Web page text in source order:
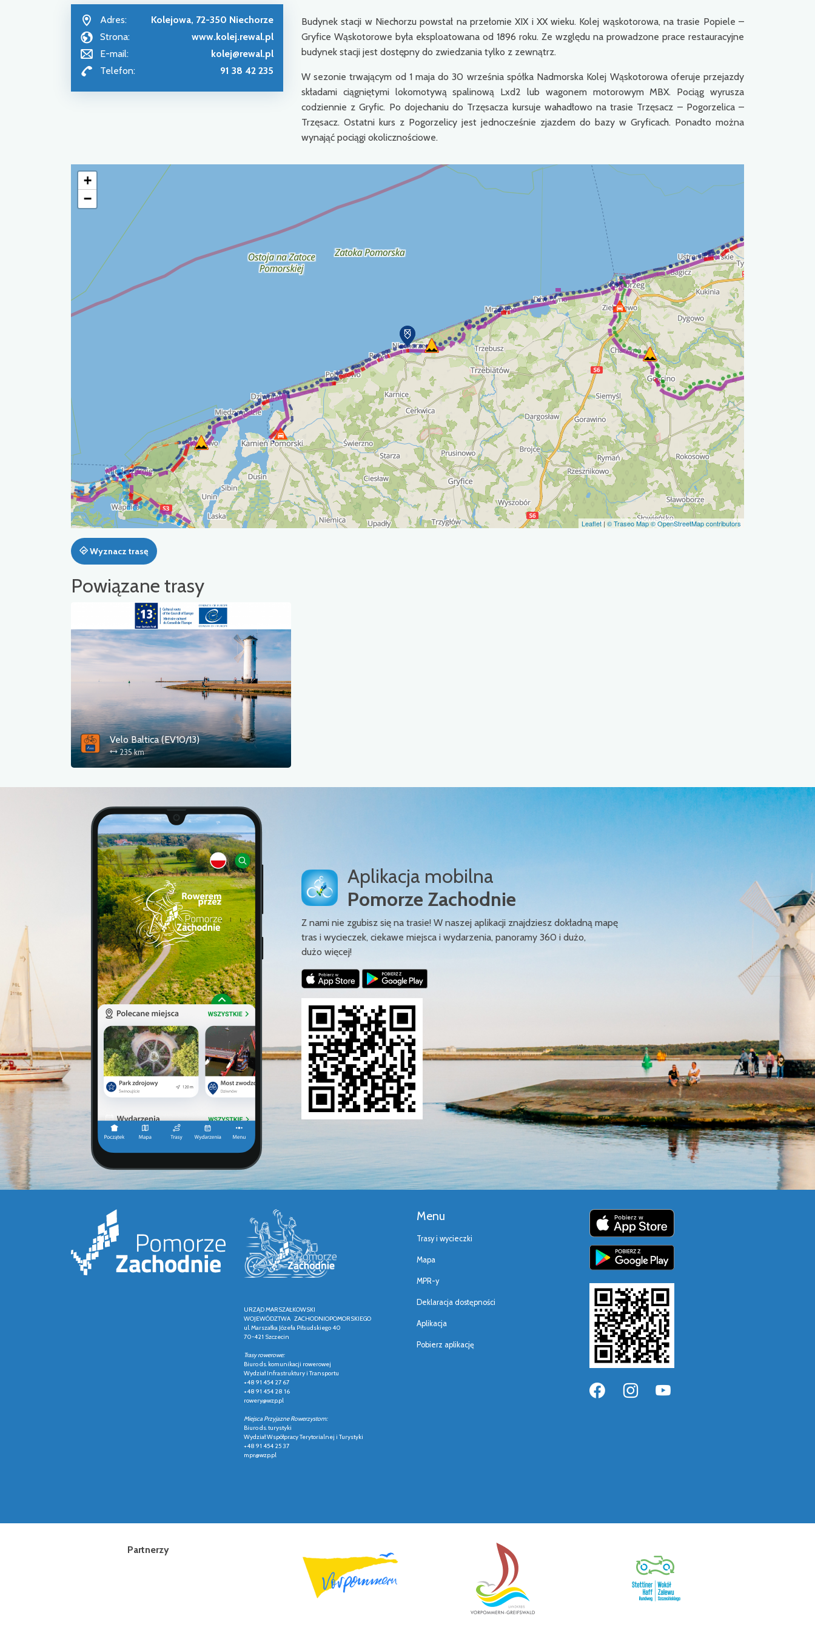
Adres:
Kolejowa, 72-350 Niechorze
Strona:
www.kolej.rewal.pl
E-mail:
kolej@rewal.pl
Telefon:
91 38 42 235
Budynek stacji w Niechorzu powstał na przełomie XIX i XX wieku. Kolej wąskotorowa, na trasie Popiele –
Gryfice Wąskotorowe była eksploatowana od 1896 roku. Ze względu na prowadzone prace restauracyjne
budynek stacji jest dostępny do zwiedzania tylko z zewnątrz.
W sezonie trwającym od 1 maja do 30 września spółka Nadmorska Kolej Wąskotorowa oferuje przejazdy
składami ciągniętymi lokomotywą spalinową Lxd2 lub wagonem motorowym MBX. Pociąg wyrusza
codziennie z Gryfic. Po dojechaniu do Trzęsacza kursuje wahadłowo na trasie Trzęsacz – Pogorzelica –
Trzęsacz. Ostatni kurs z Pogorzelicy jest jednocześnie zjazdem do bazy w Gryficach. Ponadto można
wynająć pociągi okolicznościowe.
+
−
Leaflet| © Traseo Map© OpenStreetMap contributors
Wyznacz trasę
Powiązane trasy
Velo Baltica (EV10/13)
235 km
Aplikacja mobilna
Pomorze Zachodnie
Z nami nie zgubisz się na trasie! W naszej aplikacji znajdziesz dokładną mapę
tras i wycieczek, ciekawe miejsca i wydarzenia, panoramy 360 i dużo,
dużo więcej!
URZĄD MARSZAŁKOWSKI
WOJEWÓDZTWA ZACHODNIOPOMORSKIEGO
ul. Marszałka Józefa Piłsudskiego 40
70-421 Szczecin
Trasy rowerowe:
Biuro ds. komunikacji rowerowej
Wydział Infrastruktury i Transportu
+48 91 454 27 67
+48 91 454 28 16
rowery@wzp.pl
Miejsca Przyjazne Rowerzystom:
Biuro ds. turystyki
Wydział Współpracy Terytorialnej i Turystyki
+48 91 454 25 37
mpr@wzp.pl
Menu
Trasy i wycieczki
Mapa
MPR-y
Deklaracja dostępności
Aplikacja
Pobierz aplikację
Partnerzy